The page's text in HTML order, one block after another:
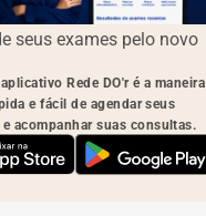
seus exames pelo novo
Rede DO'r é a maneira
e fácil de agendar seus
e acompanhar suas consultas.